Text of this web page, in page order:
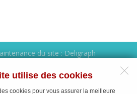
utilise des cookies
cookies pour vous assurer la meilleure
du site : Deligraph